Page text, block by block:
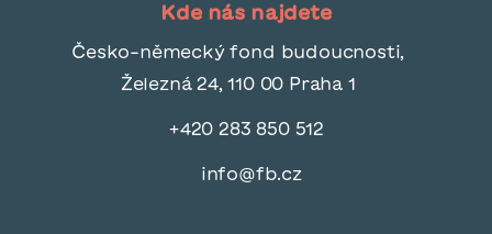
Kde nás najdete
Česko-německý fond budoucnosti,
Železná 24, 110 00 Praha 1
+420 283 850 512
info@fb.cz